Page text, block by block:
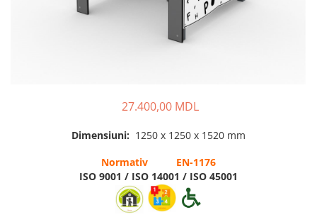
Pentru săli de sport
Tobogane pentru copii
Nisipiere pentru copii
27.400,00 MDL
Dimensiuni: 1250 x 1250 x 1520 mm
Normativ EN-1176
ISO 9001 / ISO 14001 / ISO 45001